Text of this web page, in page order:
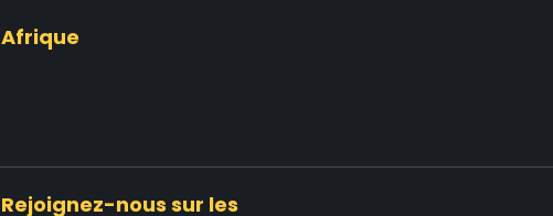
Afrique
Rejoignez-nous sur les